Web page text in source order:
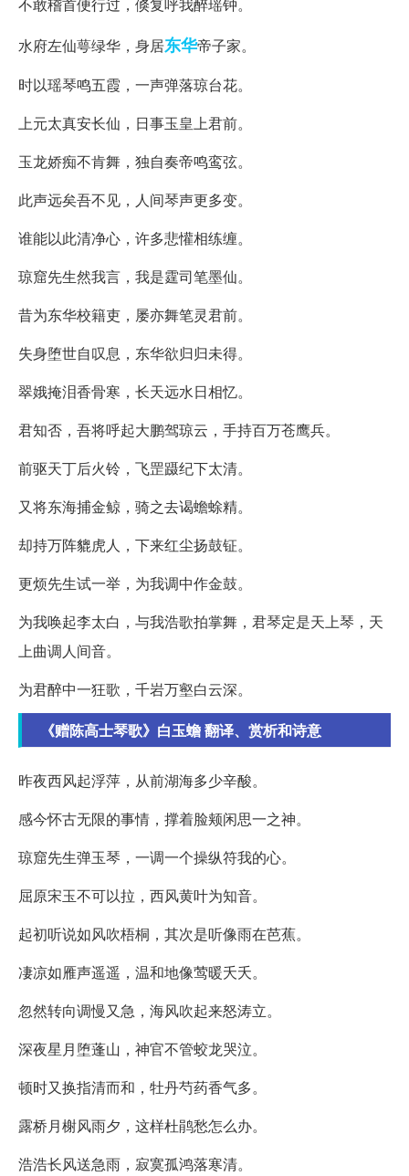
水府左仙萼绿华，身居东华帝子家。
时以瑶琴鸣五霞，一声弹落琼台花。
上元太真安长仙，日事玉皇上君前。
玉龙娇痴不肯舞，独自奏帝鸣鸾弦。
此声远矣吾不见，人间琴声更多变。
谁能以此清净心，许多悲懽相练缠。
琼窟先生然我言，我是霆司笔墨仙。
昔为东华校籍吏，屡亦舞笔灵君前。
失身堕世自叹息，东华欲归归未得。
翠娥掩泪香骨寒，长天远水日相忆。
君知否，吾将呼起大鹏驾琼云，手持百万苍鹰兵。
前驱天丁后火铃，飞罡蹑纪下太清。
又将东海捕金鲸，骑之去谒蟾蜍精。
却持万阵貔虎人，下来红尘扬鼓钲。
更烦先生试一举，为我调中作金鼓。
为我唤起李太白，与我浩歌拍掌舞，君琴定是天上琴，天
上曲调人间音。
为君醉中一狂歌，千岩万壑白云深。
《赠陈高士琴歌》白玉蟾 翻译、赏析和诗意
昨夜西风起浮萍，从前湖海多少辛酸。
感今怀古无限的事情，撑着脸颊闲思一之神。
琼窟先生弹玉琴，一调一个操纵符我的心。
屈原宋玉不可以拉，西风黄叶为知音。
起初听说如风吹梧桐，其次是听像雨在芭蕉。
凄凉如雁声遥遥，温和地像莺暖夭夭。
忽然转向调慢又急，海风吹起来怒涛立。
深夜星月堕蓬山，神官不管蛟龙哭泣。
顿时又换指清而和，牡丹芍药香气多。
露桥月榭风雨夕，这样杜鹃愁怎么办。
浩浩长风送急雨，寂寞孤鸿落寒清。